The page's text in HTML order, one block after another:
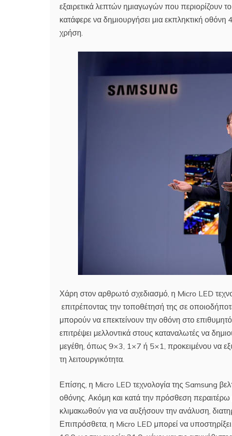
εξαιρετικά λεπτών ημιαγωγών που περιορίζουν
κατάφερε να δημιουργήσει μια εκπληκτική οθόνη
χρήση.
Χάρη στον αρθρωτό σχεδιασμό, η Micro LED
επιτρέποντας την τοποθέτησή της σε
μπορούν να επεκτείνουν την οθόνη στο
επιτρέψει μελλοντικά στους καταναλωτές να
μεγέθη, όπως 9×3, 1×7 ή 5×1, προκειμένου να
τη λειτουργικότητα.
Επίσης, η Micro LED τεχνολογία της Samsung
οθόνης. Ακόμη και κατά την πρόσθεση
κλιμακωθούν για να αυξήσουν την ανάλυση,
Επιπρόσθετα, η Micro LED μπορεί να